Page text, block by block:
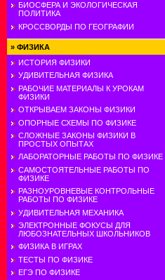
БИОСФЕРА И ЭКОЛОГИЧЕСКАЯ
ПОЛИТИКА
КРОССВОРДЫ ПО ГЕОГРАФИИ
» ФИЗИКА
ИСТОРИЯ ФИЗИКИ
УДИВИТЕЛЬНАЯ ФИЗИКА
РАБОЧИЕ МАТЕРИАЛЫ К УРОКАМ
ФИЗИКИ
ОТКРЫВАЕМ ЗАКОНЫ ФИЗИКИ
ОПОРНЫЕ СХЕМЫ ПО ФИЗИКЕ
СЛОЖНЫЕ ЗАКОНЫ ФИЗИКИ В
ПРОСТЫХ ОПЫТАХ
ЛАБОРАТОРНЫЕ РАБОТЫ ПО ФИЗИКЕ
САМОСТОЯТЕЛЬНЫЕ РАБОТЫ ПО
ФИЗИКЕ
РАЗНОУРОВНЕВЫЕ КОНТРОЛЬНЫЕ
РАБОТЫ ПО ФИЗИКЕ
УДИВИТЕЛЬНАЯ МЕХАНИКА
ЭЛЕКТРОННЫЕ ФОКУСЫ ДЛЯ
ЛЮБОЗНАТЕЛЬНЫХ ШКОЛЬНИКОВ
ФИЗИКА В ИГРАХ
ТЕСТЫ ПО ФИЗИКЕ
ЕГЭ ПО ФИЗИКЕ